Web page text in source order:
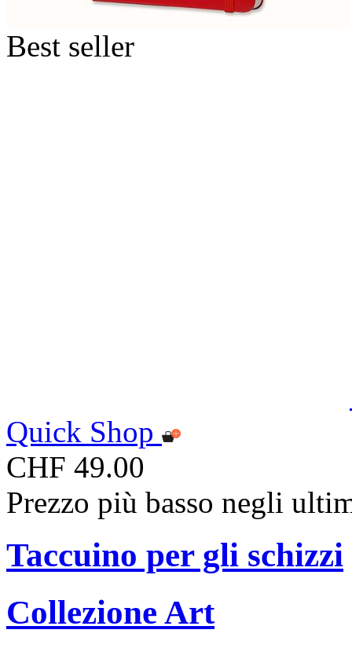
Best seller
Quick Shop
CHF 49.00
Prezzo più basso negli
Taccuino per gli schizzi
Collezione Art